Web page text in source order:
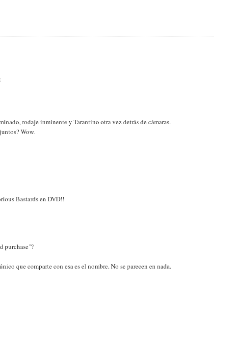
rodaje inminente y Tarantino otra vez detrás de cámaras.
Wow.
Bastards en DVD!!
purchase"?
que comparte con esa es el nombre. No se parecen en nada.